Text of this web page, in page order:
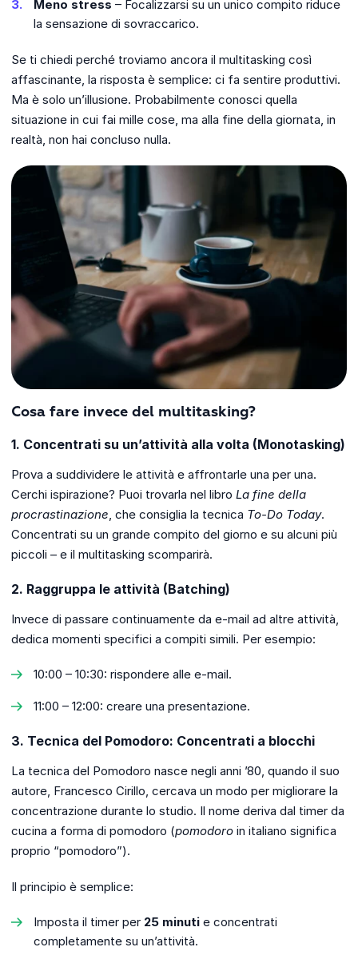
Meno stress – Focalizzarsi su un unico compito riduce
la sensazione di sovraccarico.
Se ti chiedi perché troviamo ancora il multitasking così
affascinante, la risposta è semplice: ci fa sentire produttivi.
Ma è solo un’illusione. Probabilmente conosci quella
situazione in cui fai mille cose, ma alla fine della giornata, in
realtà, non hai concluso nulla.
Cosa fare invece del multitasking?
1. Concentrati su un’attività alla volta (Monotasking)
Prova a suddividere le attività e affrontarle una per una.
Cerchi ispirazione? Puoi trovarla nel libro La fine della
procrastinazione, che consiglia la tecnica To-Do Today.
Concentrati su un grande compito del giorno e su alcuni più
piccoli – e il multitasking scomparirà.
2. Raggruppa le attività (Batching)
Invece di passare continuamente da e-mail ad altre attività,
dedica momenti specifici a compiti simili. Per esempio:
10:00 – 10:30: rispondere alle e-mail.
11:00 – 12:00: creare una presentazione.
3. Tecnica del Pomodoro: Concentrati a blocchi
La tecnica del Pomodoro nasce negli anni ’80, quando il suo
autore, Francesco Cirillo, cercava un modo per migliorare la
concentrazione durante lo studio. Il nome deriva dal timer da
cucina a forma di pomodoro (pomodoro in italiano significa
proprio “pomodoro”).
Il principio è semplice:
Imposta il timer per 25 minuti e concentrati
completamente su un’attività.